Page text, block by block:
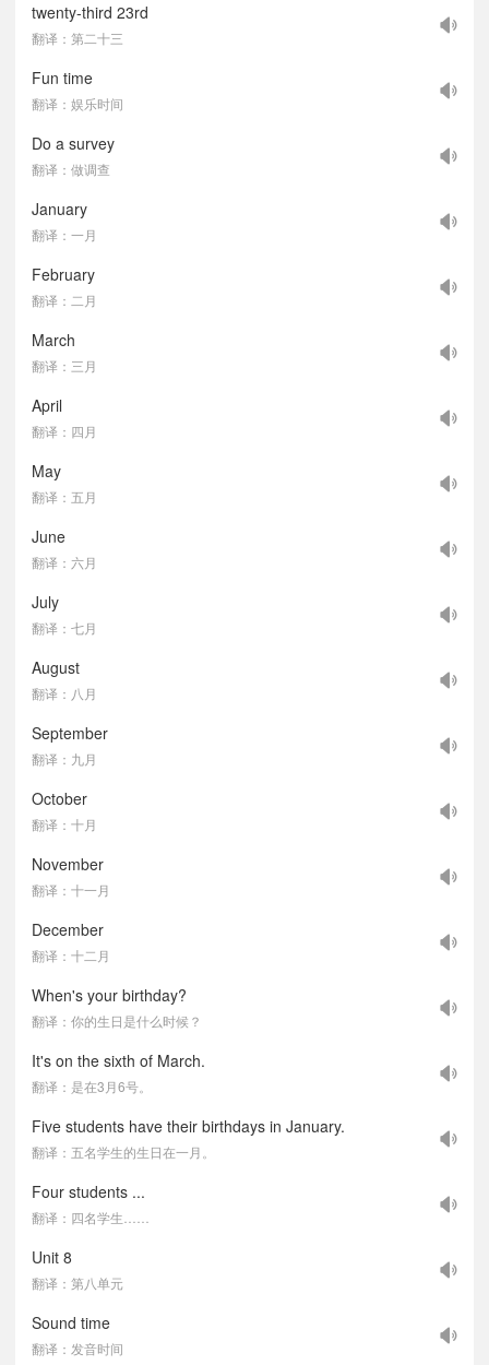
twenty-third 23rd
翻译：第二十三
Fun time
翻译：娱乐时间
Do a survey
翻译：做调查
January
翻译：一月
February
翻译：二月
March
翻译：三月
April
翻译：四月
May
翻译：五月
June
翻译：六月
July
翻译：七月
August
翻译：八月
September
翻译：九月
October
翻译：十月
November
翻译：十一月
December
翻译：十二月
When's your birthday?
翻译：你的生日是什么时候？
It's on the sixth of March.
翻译：是在3月6号。
Five students have their birthdays in January.
翻译：五名学生的生日在一月。
Four students ...
翻译：四名学生……
Unit 8
翻译：第八单元
Sound time
翻译：发音时间